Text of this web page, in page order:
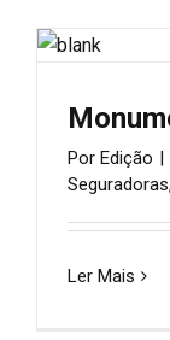
Por Edição |
Seguradoras,
Ler Mais